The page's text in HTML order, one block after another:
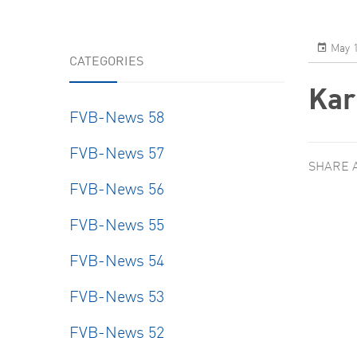
CATEGORIES
FVB-News 58
FVB-News 57
FVB-News 56
FVB-News 55
FVB-News 54
FVB-News 53
FVB-News 52
May
SHARE